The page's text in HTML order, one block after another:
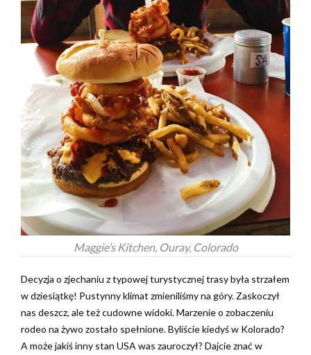
Maggie’s Kitchen, Ouray, Colorado
Decyzja o zjechaniu z typowej turystycznej trasy była strzałem
w dziesiątkę! Pustynny klimat zmieniliśmy na góry. Zaskoczył
nas deszcz, ale też cudowne widoki. Marzenie o zobaczeniu
rodeo na żywo zostało spełnione. Byliście kiedyś w Kolorado?
A może jakiś inny stan USA was zauroczył? Dajcie znać w